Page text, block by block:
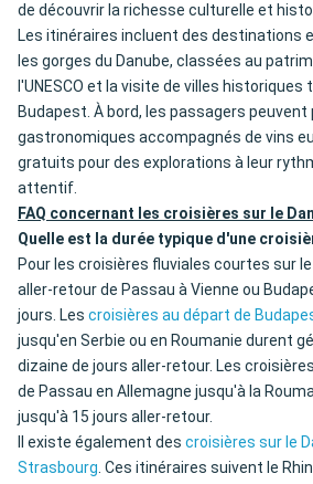
de découvrir la richesse culturelle et
Les itinéraires incluent des destinations
les gorges du Danube, classées au
l'UNESCO et la visite de villes historiques
Budapest. À bord, les passagers
gastronomiques accompagnés de vins
gratuits pour des explorations à leur
attentif.
FAQ concernant les croisières sur le
Quelle est la durée typique d'une
Pour les croisières fluviales courtes sur
aller-retour de Passau à Vienne ou
jours. Les croisières au départ de
jusqu'en Serbie ou en Roumanie durent
dizaine de jours aller-retour. Les
de Passau en Allemagne jusqu'à la
jusqu'à 15 jours aller-retour.
Il existe également des croisières sur le
Strasbourg. Ces itinéraires suivent le